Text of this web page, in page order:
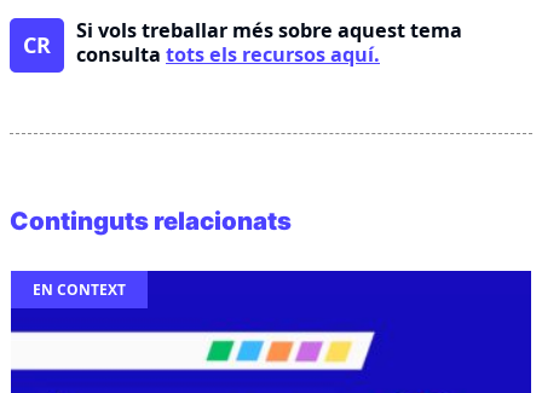
CR
Si vols treballar més sobre aquest tema
consulta tots els recursos aquí.
Continguts relacionats
EN CONTEXT